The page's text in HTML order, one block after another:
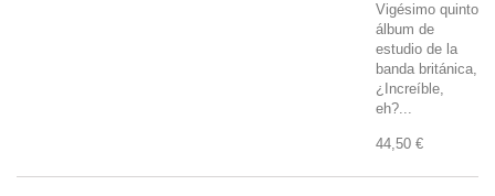
Vigésimo quinto
álbum de
estudio de la
banda británica,
¿Increíble,
eh?...
44,50 €